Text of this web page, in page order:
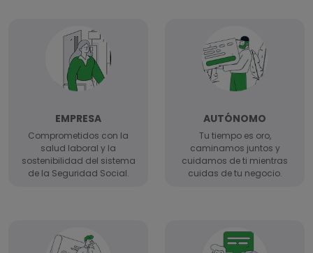
EMPRESA
Comprometidos con la
salud laboral y la
sostenibilidad del sistema
de la Seguridad Social.
AUTÓNOMO
Tu tiempo es oro,
caminamos juntos y
cuidamos de ti mientras
cuidas de tu negocio.